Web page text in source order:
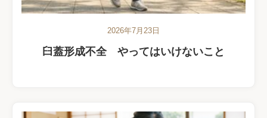
2026年7月23日
臼蓋形成不全 やってはいけないこと